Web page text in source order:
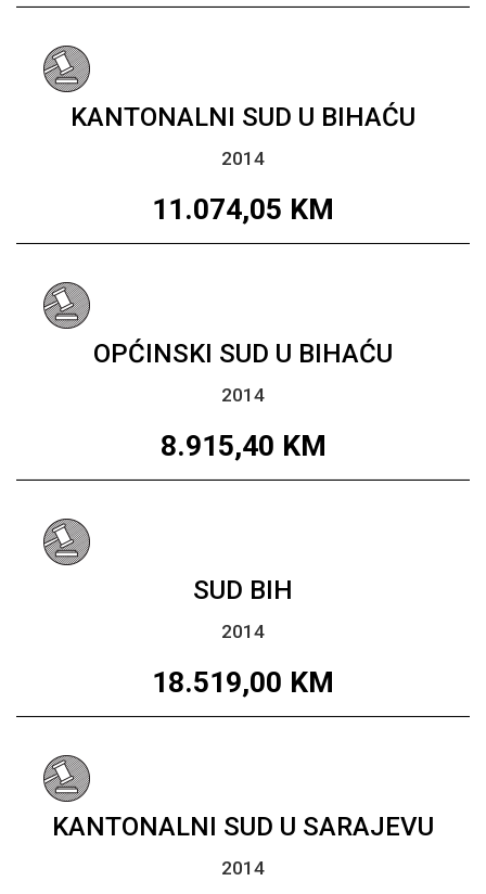
KANTONALNI SUD U BIHAĆU
2014
11.074,05 KM
OPĆINSKI SUD U BIHAĆU
2014
8.915,40 KM
SUD BIH
2014
18.519,00 KM
KANTONALNI SUD U SARAJEVU
2014